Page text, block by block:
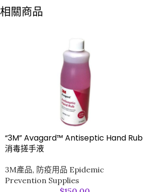
相關商品
“3M” Avagard™ Antiseptic Hand Rub
消毒搓手液
3M產品, 防疫用品 Epidemic
Prevention Supplies